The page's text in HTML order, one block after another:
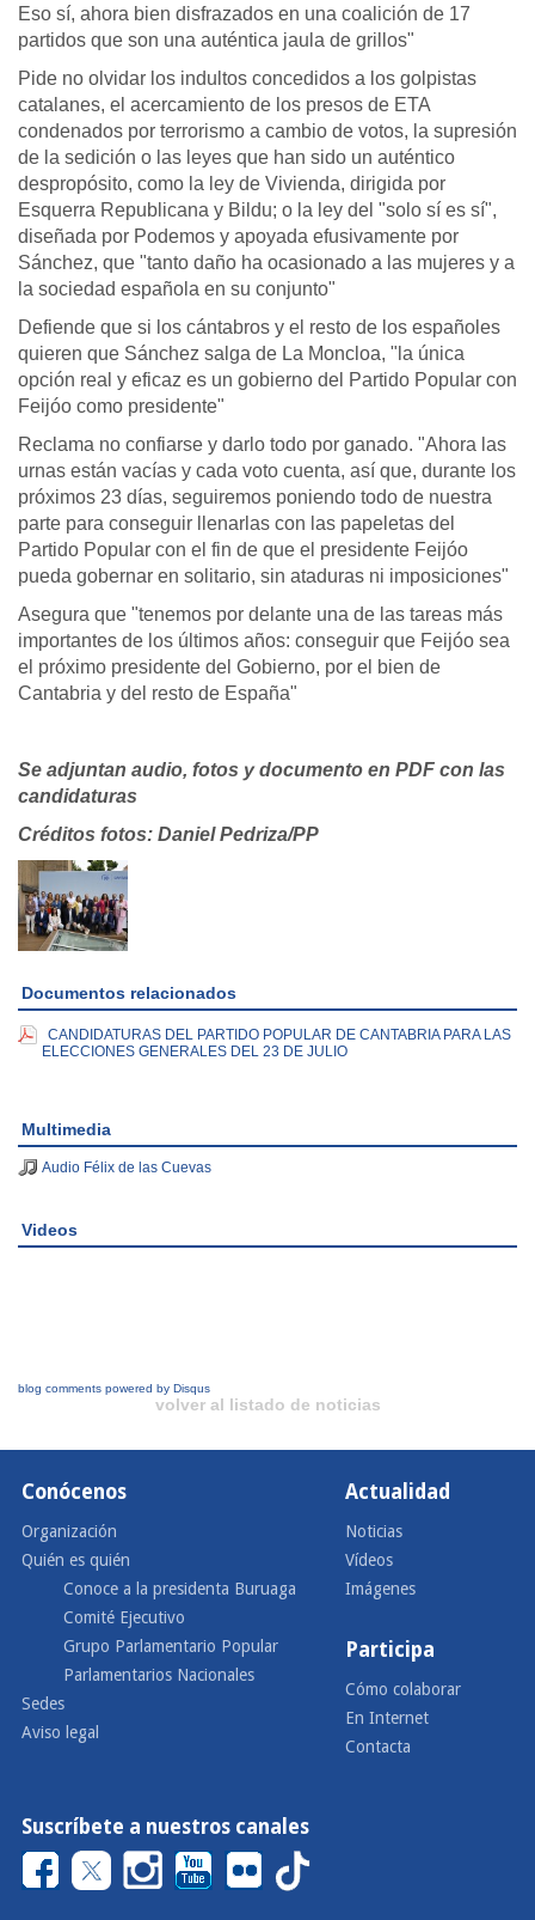
Eso sí, ahora bien disfrazados en una coalición de 17
partidos que son una auténtica jaula de grillos"
Pide no olvidar los indultos concedidos a los golpistas
catalanes, el acercamiento de los presos de ETA
condenados por terrorismo a cambio de votos, la supresión
de la sedición o las leyes que han sido un auténtico
despropósito, como la ley de Vivienda, dirigida por
Esquerra Republicana y Bildu; o la ley del "solo sí es sí",
diseñada por Podemos y apoyada efusivamente por
Sánchez, que "tanto daño ha ocasionado a las mujeres y a
la sociedad española en su conjunto"
Defiende que si los cántabros y el resto de los españoles
quieren que Sánchez salga de La Moncloa, "la única
opción real y eficaz es un gobierno del Partido Popular con
Feijóo como presidente"
Reclama no confiarse y darlo todo por ganado. "Ahora las
urnas están vacías y cada voto cuenta, así que, durante los
próximos 23 días, seguiremos poniendo todo de nuestra
parte para conseguir llenarlas con las papeletas del
Partido Popular con el fin de que el presidente Feijóo
pueda gobernar en solitario, sin ataduras ni imposiciones"
Asegura que "tenemos por delante una de las tareas más
importantes de los últimos años: conseguir que Feijóo sea
el próximo presidente del Gobierno, por el bien de
Cantabria y del resto de España"
Se adjuntan audio, fotos y documento en PDF con las
candidaturas
Créditos fotos: Daniel Pedriza/PP
Documentos relacionados
CANDIDATURAS DEL PARTIDO POPULAR DE CANTABRIA PARA LAS
ELECCIONES GENERALES DEL 23 DE JULIO
Multimedia
Audio Félix de las Cuevas
Videos
blog comments powered by Disqus
volver al listado de noticias
Conócenos
Organización
Quién es quién
Conoce a la presidenta Buruaga
Comité Ejecutivo
Grupo Parlamentario Popular
Parlamentarios Nacionales
Sedes
Aviso legal
Actualidad
Noticias
Vídeos
Imágenes
Participa
Cómo colaborar
En Internet
Contacta
Suscríbete a nuestros canales